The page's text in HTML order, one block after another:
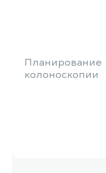
Планирование
колоноскопии